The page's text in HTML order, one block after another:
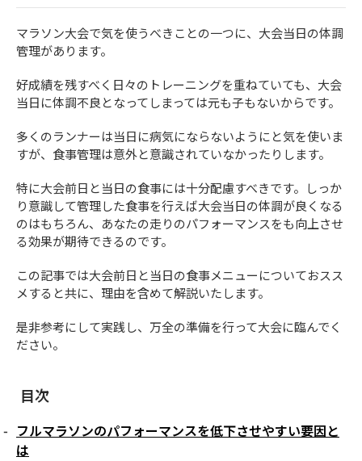
マラソン大会で気を使うべきことの一つに、大会当日の体調
管理があります。
好成績を残すべく日々のトレーニングを重ねていても、大会
当日に体調不良となってしまっては元も子もないからです。
多くのランナーは当日に病気にならないようにと気を使いま
すが、食事管理は意外と意識されていなかったりします。
特に大会前日と当日の食事には十分配慮すべきです。しっか
り意識して管理した食事を行えば大会当日の体調が良くなる
のはもちろん、あなたの走りのパフォーマンスをも向上させ
る効果が期待できるのです。
この記事では大会前日と当日の食事メニューについておスス
メすると共に、理由を含めて解説いたします。
是非参考にして実践し、万全の準備を行って大会に臨んでく
ださい。
目次
フルマラソンのパフォーマンスを低下させやすい要因と
は